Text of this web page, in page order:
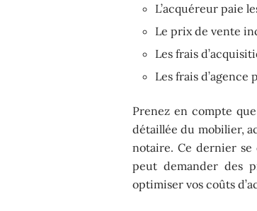
L’acquéreur paie
Le prix de vente
Les frais
Les frais
Prenez en compte
détaillée du mobilier,
notaire. Ce dernier se
peut demander des
optimiser vos coûts